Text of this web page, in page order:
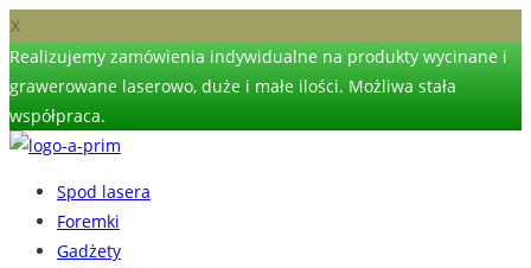
X
Realizujemy zamówienia indywidualne na produkty wycinane i
grawerowane laserowo, duże i małe ilości. Możliwa stała
współpraca.
Skip
content
Spod lasera
Foremki
Gadżety